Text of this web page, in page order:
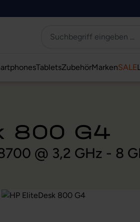
TabletsZubehörMarkenSALE
800 G4
@ 3,2 GHz - 8